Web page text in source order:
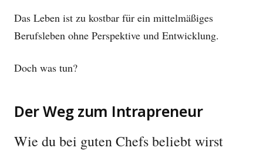
Das Leben ist zu kostbar für ein mittelmäßiges
Berufsleben ohne Perspektive und Entwicklung.
Doch was tun?
Der Weg zum Intrapreneur
Wie du bei guten Chefs beliebt wirst